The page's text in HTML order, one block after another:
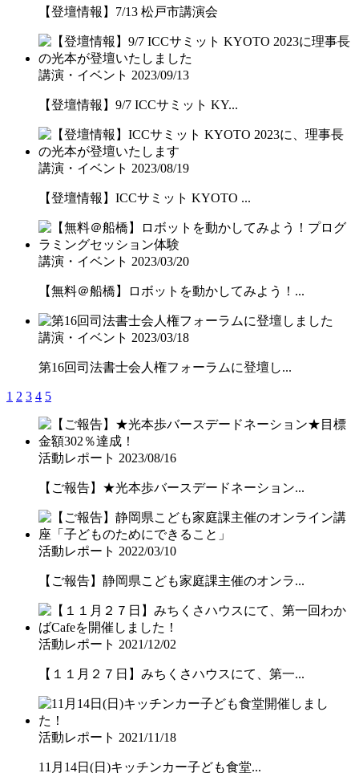
【登壇情報】7/13 松戸市講演会
講演・イベント 2023/09/13
【登壇情報】9/7 ICCサミット KY...
講演・イベント 2023/08/19
【登壇情報】ICCサミット KYOTO ...
講演・イベント 2023/03/20
【無料＠船橋】ロボットを動かしてみよう！...
講演・イベント 2023/03/18
第16回司法書士会人権フォーラムに登壇し...
1 2 3 4 5
活動レポート 2023/08/16
【ご報告】★光本歩バースデードネーション...
活動レポート 2022/03/10
【ご報告】静岡県こども家庭課主催のオンラ...
活動レポート 2021/12/02
【１１月２７日】みちくさハウスにて、第一...
活動レポート 2021/11/18
11月14日(日)キッチンカー子ども食堂...